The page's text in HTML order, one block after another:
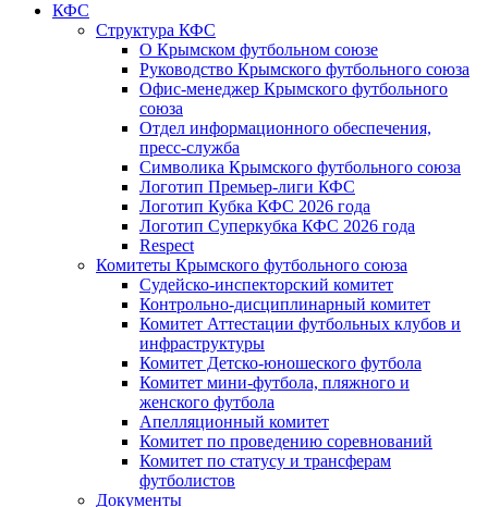
КФС
Структура КФС
О Крымском футбольном союзе
Руководство Крымского футбольного союза
Офис-менеджер Крымского футбольного
союза
Отдел информационного обеспечения,
пресс-служба
Символика Крымского футбольного союза
Логотип Премьер-лиги КФС
Логотип Кубка КФС 2026 года
Логотип Суперкубка КФС 2026 года
Respect
Комитеты Крымского футбольного союза
Судейско-инспекторский комитет
Контрольно-дисциплинарный комитет
Комитет Аттестации футбольных клубов и
инфраструктуры
Комитет Детско-юношеского футбола
Комитет мини-футбола, пляжного и
женского футбола
Апелляционный комитет
Комитет по проведению соревнований
Комитет по статусу и трансферам
футболистов
Документы